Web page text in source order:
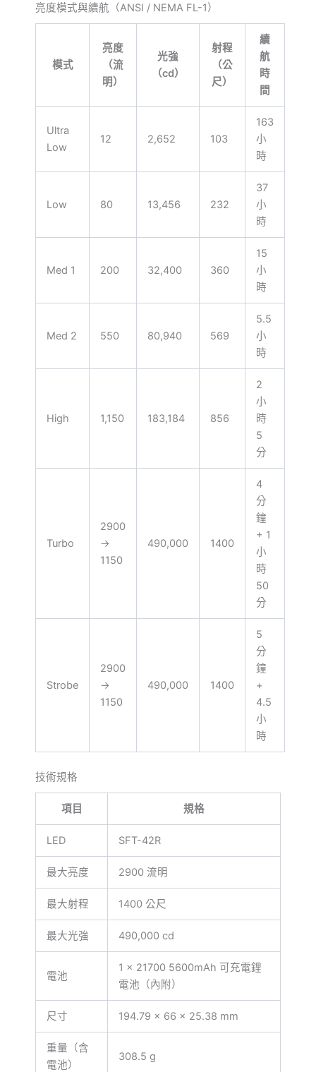
亮度模式與續航（ANSI / NEMA FL-1）
模式
亮度
（流
明）
光強
（cd）
射程
（公
尺）
續
航
時
間
Ultra
Low
12 2,652 103
163
小
時
Low 80 13,456 232
37
小
時
Med 1 200 32,400 360
15
小
時
Med 2 550 80,940 569
5.5
小
時
High 1,150 183,184 856
2
小
時
5
分
Turbo
2900
→
1150
490,000 1400
4
分
鐘
+ 1
小
時
50
分
Strobe
2900
→
1150
490,000 1400
5
分
鐘
+
4.5
小
時
技術規格
項目 規格
LED SFT-42R
最大亮度 2900 流明
最大射程 1400 公尺
最大光強 490,000 cd
電池
1 × 21700 5600mAh 可充電鋰
電池（內附）
尺寸 194.79 × 66 × 25.38 mm
重量（含
電池）
308.5 g